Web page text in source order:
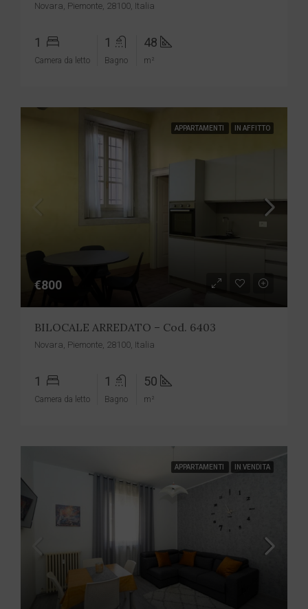
Novara, Piemonte, 28100, Italia
1
Camera da letto
1
Bagno
48
m²
APPARTAMENTI IN AFFITTO
€800
BILOCALE ARREDATO – Cod. 6403
Novara, Piemonte, 28100, Italia
1
Camera da letto
1
Bagno
50
m²
APPARTAMENTI IN VENDITA